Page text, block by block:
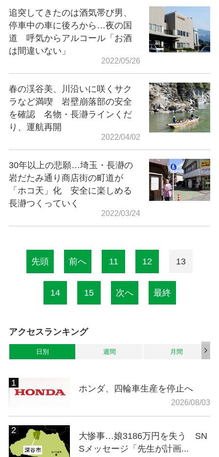
追突してきたのは酒気帯び男、
停車中の車に後ろから…夜の国
道 呼気からアルコール「お酒
は間違いない」
2022/05/26
春の渓谷美、川沿いに咲くサク
ラなど満喫 岩壁崩落部の安全
を確認 名物・長瀞ラインくだ
り、運航再開
2022/04/02
30年以上の悲願…埼玉・長瀞の
岩だたみ通り商店街の町道が
「ホコ天」化 安全に楽しめる
長瀞つくっていく
2022/03/24
先頭 前へ 11 12 13
14 15 次へ 最終
アクセスランキング
日別 週間 月間
ホンダ、四輪車生産を停止へ
2026/08/03
大惨事…娘3186万円を失う SN
Sメッセージ「先生が計画...